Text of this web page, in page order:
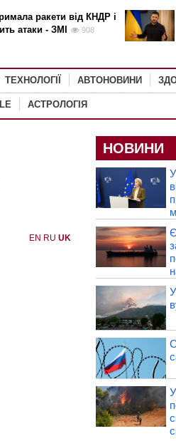
ракети від КНДР і
атаки - ЗМІ
908
ТЕХНОЛОГІЇ АВТОНОВИНИ
АСТРОЛОГІЯ
EN RU UK
НОВИНИ